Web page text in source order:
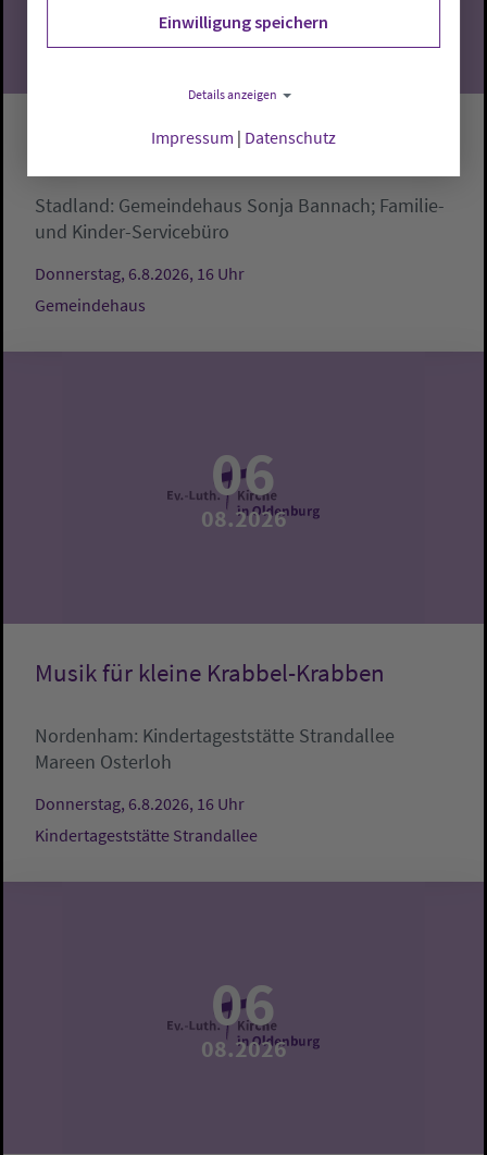
Krabbelgruppe
Stadland: Gemeindehaus Sonja Bannach; Familie-
und Kinder-Servicebüro
Donnerstag, 6.8.2026, 16 Uhr
Gemeindehaus
06
08.2026
Musik für kleine Krabbel-Krabben
Nordenham: Kindertageststätte Strandallee
Mareen Osterloh
Donnerstag, 6.8.2026, 16 Uhr
Kindertageststätte Strandallee
06
08.2026
Einwilligung speichern
Details anzeigen
Impressum | Datenschutz